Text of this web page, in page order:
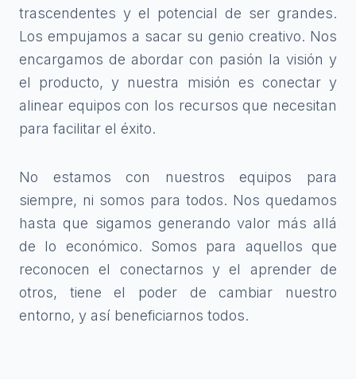
trascendentes y el potencial de ser grandes.
Los empujamos a sacar su genio creativo. Nos
encargamos de abordar con pasión la visión y
el producto, y nuestra misión es conectar y
alinear equipos con los recursos que necesitan
para facilitar el éxito.
No estamos con nuestros equipos para
siempre, ni somos para todos. Nos quedamos
hasta que sigamos generando valor más allá
de lo económico. Somos para aquellos que
reconocen el conectarnos y el aprender de
otros, tiene el poder de cambiar nuestro
entorno, y así beneficiarnos todos.